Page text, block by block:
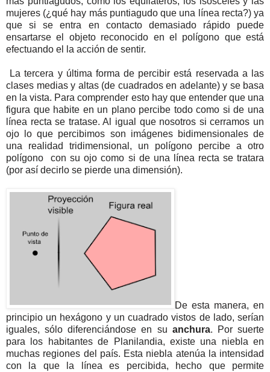
mujeres (¿qué hay más puntiagudo que una línea recta?) ya
que si se entra en contacto demasiado rápido puede
ensartarse el objeto reconocido en el polígono que está
efectuando el la acción de sentir.
La tercera y última forma de percibir está reservada a las
clases medias y altas (de cuadrados en adelante) y se basa
en la vista. Para comprender esto hay que entender que una
figura que habite en un plano percibe todo como si de una
línea recta se tratase. Al igual que nosotros si cerramos un
ojo lo que percibimos son imágenes bidimensionales de
una realidad tridimensional, un polígono percibe a otro
polígono con su ojo como si de una línea recta se tratara
(por así decirlo se pierde una dimensión).
De esta manera, en
principio un hexágono y un cuadrado vistos de lado, serían
iguales, sólo diferenciándose en su anchura. Por suerte
para los habitantes de Planilandia, existe una niebla en
muchas regiones del país. Esta niebla atenúa la intensidad
con la que la línea es percibida, hecho que permite